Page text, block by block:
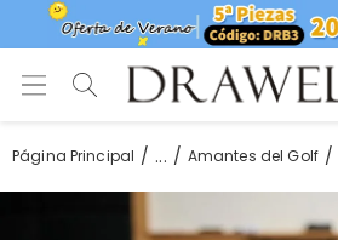
Página Principal ... Amantes del Golf